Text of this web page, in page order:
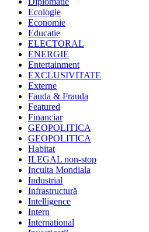
Ecologie
Economie
Educatie
ELECTORAL
ENERGIE
Entertainment
EXCLUSIVITATE
Externe
Fauda & Frauda
Featured
Financiar
GEOPOLITICA
GEOPOLITICA
Habitat
ILEGAL non-stop
Inculta Mondiala
Industrial
Infrastructură
Intelligence
Intern
International